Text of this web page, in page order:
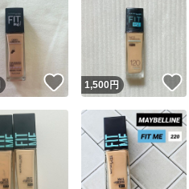
いいね！
1,500円